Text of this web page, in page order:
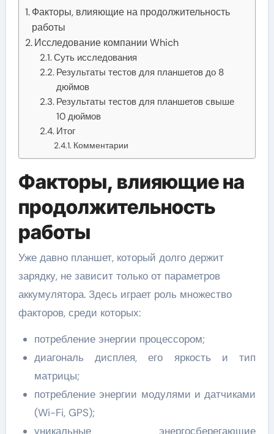
Факторы, влияющие на продолжительность
работы
Исследование компании Which
Суть исследования
Результаты тестов для планшетов до 8
дюймов
Результаты тестов для планшетов свыше
10 дюймов
Итог
Комментарии
Факторы, влияющие на
продолжительность
работы
Уже давно планшет, который долго держит
зарядку, не зависит только от параметров
аккумулятора. Здесь играет роль множество
факторов, среди которых:
потребление энергии процессором;
диагональ дисплея, его яркость и тип
матрицы;
потребление энергии модулями и датчиками
(Wi-Fi, GPS);
уникальные энергосберегающие